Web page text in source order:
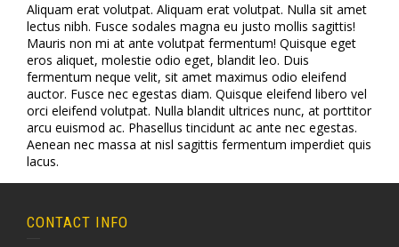
Aliquam erat volutpat. Aliquam erat volutpat. Nulla sit amet
lectus nibh. Fusce sodales magna eu justo mollis sagittis!
Mauris non mi at ante volutpat fermentum! Quisque eget
eros aliquet, molestie odio eget, blandit leo. Duis
fermentum neque velit, sit amet maximus odio eleifend
auctor. Fusce nec egestas diam. Quisque eleifend libero vel
orci eleifend volutpat. Nulla blandit ultrices nunc, at porttitor
arcu euismod ac. Phasellus tincidunt ac ante nec egestas.
Aenean nec massa at nisl sagittis fermentum imperdiet quis
lacus.
CONTACT INFO